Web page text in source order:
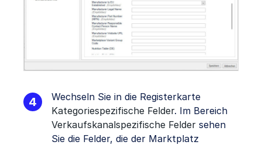
Wechseln Sie in die Registerkarte
Kategoriespezifische Felder. Im Bereich
Verkaufskanalspezifische Felder sehen
Sie die Felder, die der Marktplatz